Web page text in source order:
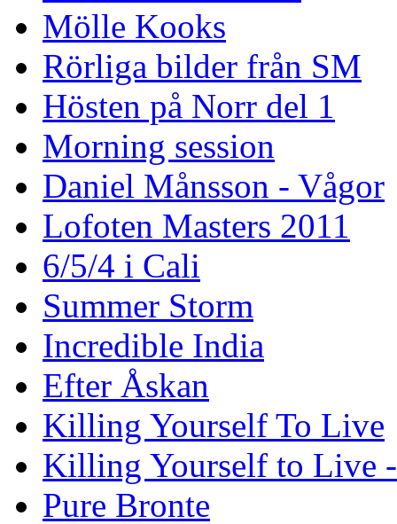
Mölle Kooks
Rörliga bilder från SM
Hösten på Norr del 1
Morning session
Daniel Månsson - Vågor
Lofoten Masters 2011
6/5/4 i Cali
Summer Storm
Incredible India
Efter Åskan
Killing Yourself To Live
Killing Yourself to Live -
Pure Bronte